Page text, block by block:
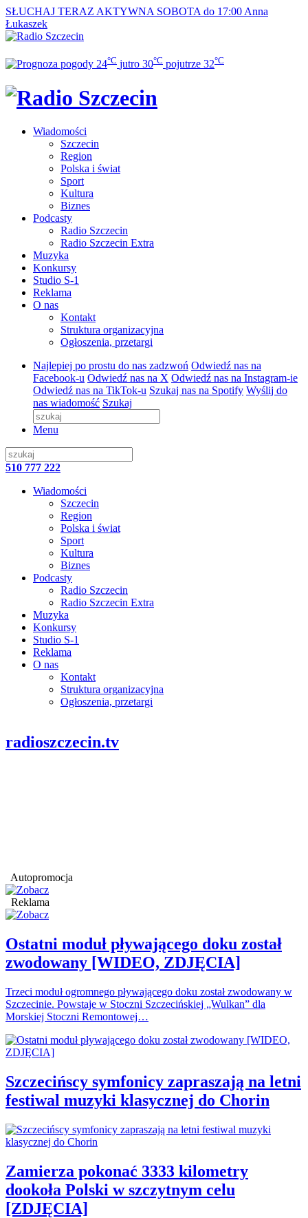
SŁUCHAJ TERAZ AKTYWNA SOBOTA do 17:00 Anna
Łukaszek
24°C jutro 30°C pojutrze 32°C
Wiadomości
Szczecin
Region
Polska i świat
Sport
Kultura
Biznes
Podcasty
Radio Szczecin
Radio Szczecin Extra
Muzyka
Konkursy
Studio S-1
Reklama
O nas
Kontakt
Struktura organizacyjna
Ogłoszenia, przetargi
Najlepiej po prostu do nas zadzwoń Odwiedź nas na
Facebook-u Odwiedź nas na X Odwiedź nas na Instagram-ie
Odwiedź nas na TikTok-u Szukaj nas na Spotify Wyślij do
nas wiadomość Szukaj
Menu
510 777 222
Wiadomości
Szczecin
Region
Polska i świat
Sport
Kultura
Biznes
Podcasty
Radio Szczecin
Radio Szczecin Extra
Muzyka
Konkursy
Studio S-1
Reklama
O nas
Kontakt
Struktura organizacyjna
Ogłoszenia, przetargi
radioszczecin.tv
Autopromocja
Reklama
Ostatni moduł pływającego doku został
zwodowany [WIDEO, ZDJĘCIA]
Trzeci moduł ogromnego pływającego doku został zwodowany w
Szczecinie. Powstaje w Stoczni Szczecińskiej „Wulkan” dla
Morskiej Stoczni Remontowej…
Szczecińscy symfonicy zapraszają na letni
festiwal muzyki klasycznej do Chorin
Zamierza pokonać 3333 kilometry
dookoła Polski w szczytnym celu
[ZDJĘCIA]